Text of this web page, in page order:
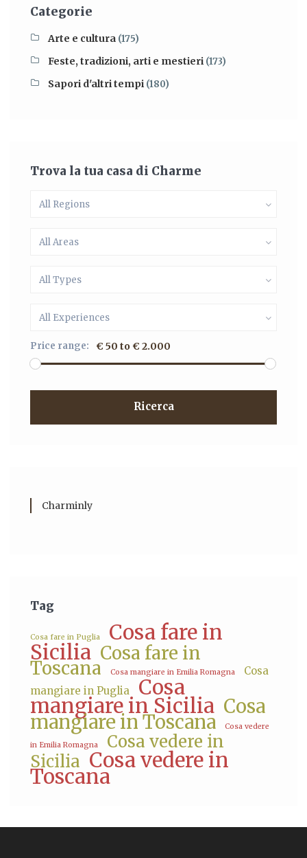
Categorie
Arte e cultura (175)
Feste, tradizioni, arti e mestieri (173)
Sapori d'altri tempi (180)
Trova la tua casa di Charme
All Regions
All Areas
All Types
All Experiences
Price range: € 50 to € 2.000
Ricerca
Charminly
Tag
Cosa fare in Puglia Cosa fare in
Sicilia Cosa fare in
Toscana Cosa mangiare in Emilia Romagna
Cosa
mangiare in Puglia
Cosa
mangiare in Sicilia Cosa
mangiare in Toscana Cosa vedere
in Emilia Romagna
Cosa vedere in
Sicilia Cosa vedere in
Toscana